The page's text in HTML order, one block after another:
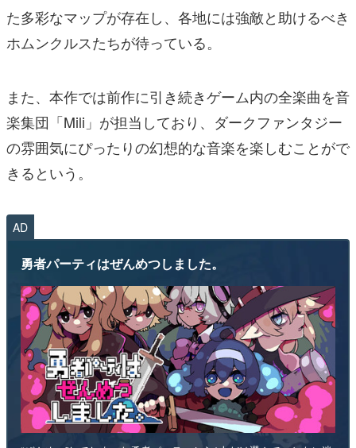
た多彩なマップが存在し、各地には強敵と助けるべき
ホムンクルスたちが待っている。
また、本作では前作に引き続きゲーム内の全楽曲を音
楽集団「Mili」が担当しており、ダークファンタジー
の雰囲気にぴったりの幻想的な音楽を楽しむことがで
きるという。
AD
勇者パーティはぜんめつしました。